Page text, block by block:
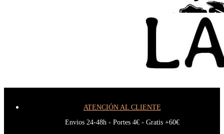
ATENCIÓN AL CLIENTE
Envios 24-48h - Portes 4€ - Gratis +60€